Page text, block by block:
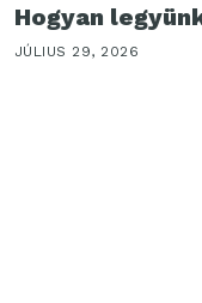
Hogyan
JÚLIUS 29, 2026